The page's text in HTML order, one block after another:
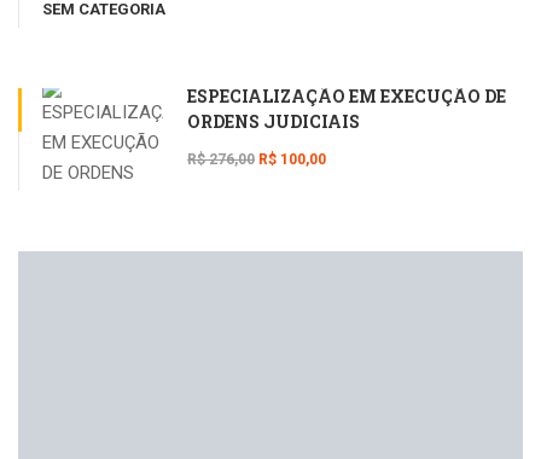
SEM CATEGORIA
ESPECIALIZAÇÃO EM EXECUÇÃO DE
ORDENS JUDICIAIS
R$ 276,00 R$ 100,00